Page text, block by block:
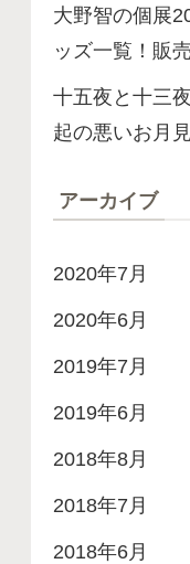
大野智の個展
ッズ一覧！販
十五夜と十三
起の悪いお月
アーカイブ
2020年7月
2020年6月
2019年7月
2019年6月
2018年8月
2018年7月
2018年6月